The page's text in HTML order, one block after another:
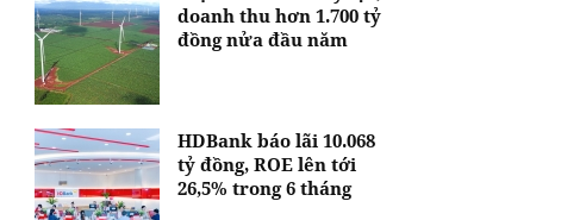
doanh thu hơn 1.700 tỷ
đồng nửa đầu năm
HDBank báo lãi 10.068
tỷ đồng, ROE lên tới
26,5% trong 6 tháng